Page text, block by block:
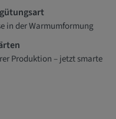
in der Warmumformung
Produktion – jetzt smarte